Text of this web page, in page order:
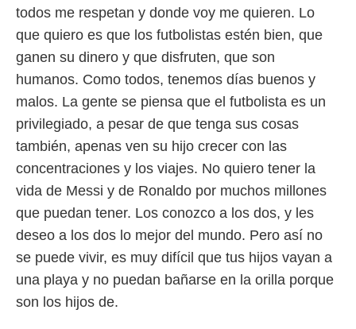
todos me respetan y donde voy me quieren. Lo
que quiero es que los futbolistas estén bien, que
ganen su dinero y que disfruten, que son
humanos. Como todos, tenemos días buenos y
malos. La gente se piensa que el futbolista es un
privilegiado, a pesar de que tenga sus cosas
también, apenas ven su hijo crecer con las
concentraciones y los viajes. No quiero tener la
vida de Messi y de Ronaldo por muchos millones
que puedan tener. Los conozco a los dos, y les
deseo a los dos lo mejor del mundo. Pero así no
se puede vivir, es muy difícil que tus hijos vayan a
una playa y no puedan bañarse en la orilla porque
son los hijos de.